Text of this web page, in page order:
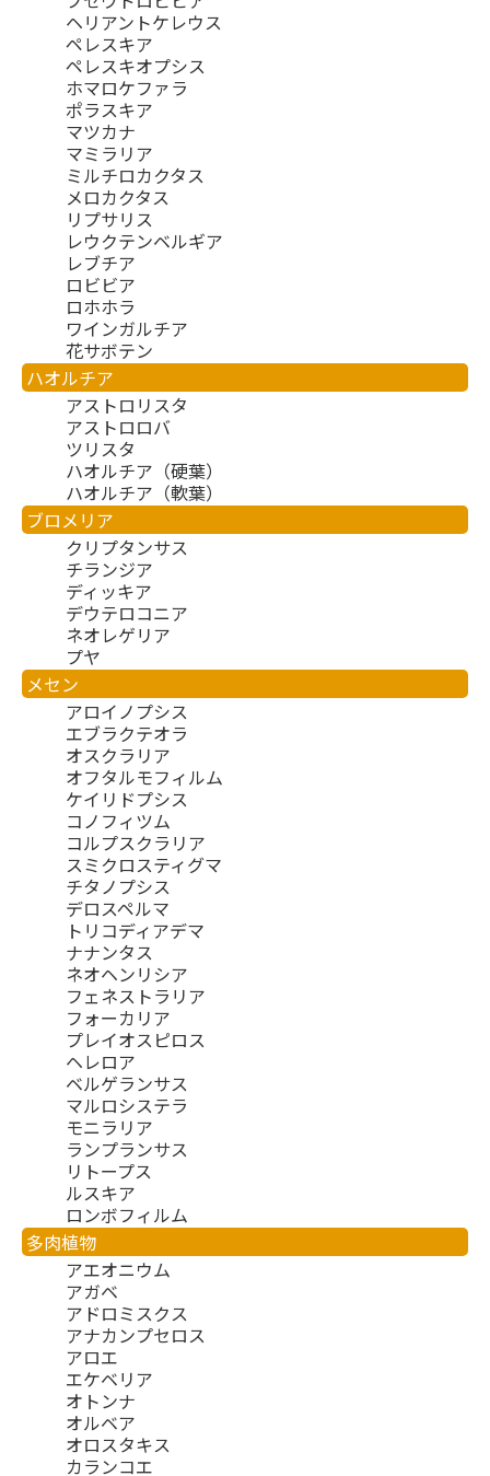
ヘリアントケレウス
ペレスキア
ペレスキオプシス
ホマロケファラ
ポラスキア
マツカナ
マミラリア
ミルチロカクタス
メロカクタス
リプサリス
レウクテンベルギア
レブチア
ロビビア
ロホホラ
ワインガルチア
花サボテン
ハオルチア
アストロリスタ
アストロロバ
ツリスタ
ハオルチア（硬葉）
ハオルチア（軟葉）
ブロメリア
クリプタンサス
チランジア
ディッキア
デウテロコニア
ネオレゲリア
プヤ
メセン
アロイノプシス
エブラクテオラ
オスクラリア
オフタルモフィルム
ケイリドプシス
コノフィツム
コルプスクラリア
スミクロスティグマ
チタノプシス
デロスペルマ
トリコディアデマ
ナナンタス
ネオヘンリシア
フェネストラリア
フォーカリア
プレイオスピロス
ヘレロア
ベルゲランサス
マルロシステラ
モニラリア
ランプランサス
リトープス
ルスキア
ロンボフィルム
多肉植物
アエオニウム
アガベ
アドロミスクス
アナカンプセロス
アロエ
エケベリア
オトンナ
オルベア
オロスタキス
カランコエ